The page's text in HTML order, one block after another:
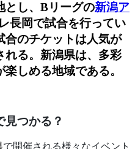
とし、Bリーグの新潟ア
長岡で試合を行ってい
合のチケットは人気が
れる。新潟県は、多彩
しめる地域である。
見つかる？
で開催される様々なイベント